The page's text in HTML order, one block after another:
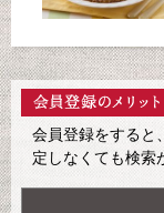
会員登録をすると
定しなくても検索